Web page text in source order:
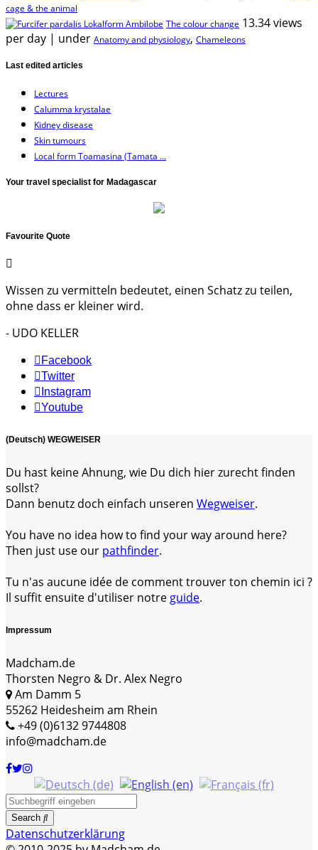
cage & the animal
The colour change 13.34 views
per day | under Anatomy and physiology, Chameleons
Last edited articles
Lectures
Calumma krystalae
Kidney disease
Skin tumours
Local form Toamasina (Tamata ...
Your travel specialist for Madagascar
Favourite Quote
Wissen zu vermitteln bedeutet, einen Schatz zu teilen,
ohne dass er kleiner wird.
- UDO KELLER
Facebook
Twitter
Instagram
Youtube
(Deutsch) WEGWEISER
Du hast keine Ahnung, wie Du dich hier zurecht finden
sollst?
Dann benutz doch einfach unseren Wegweiser.
You have no idea how to find your way around here?
Then just use our pathfinder.
Tu n'as aucune idée de comment trouver ton chemin ici ?
Il suffit ensuite d'utiliser notre guide.
Impressum
Madcham.de
Thorsten Negro & Dr. Alex Negro
Am Damm 5
55262 Heidesheim am Rhein
+49 (0)6132 9744808
info@madcham.de
Search
Datenschutzerklärung